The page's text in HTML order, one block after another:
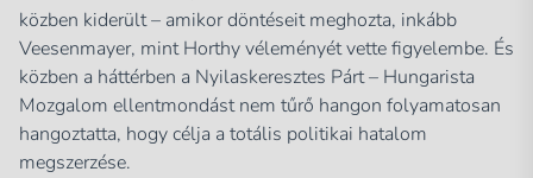
közben kiderült – amikor döntéseit meghozta, inkább
Veesenmayer, mint Horthy véleményét vette figyelembe. És
közben a háttérben a Nyilaskeresztes Párt – Hungarista
Mozgalom ellentmondást nem tűrő hangon folyamatosan
hangoztatta, hogy célja a totális politikai hatalom
megszerzése.